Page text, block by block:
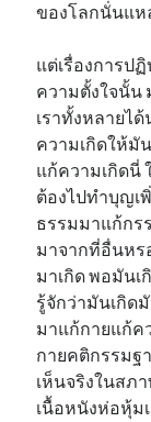
ของโลกนั่นแห
แต่เรื่องการป
ความตั้งใจนั้น
เราทั้งหลายไ
ความเกิดให้
แก้ความเกิดนี่
ต้องไปทำบุญเ
ธรรมมาแก้กร
มาจากที่อื่นหร
มาเกิด พอมันเ
รู้จักว่ามันเกิด
มาแก้กายแก้ค
กายคติกรรมฐ
เห็นจริงในสภ
เนื้อหนังห่อหุ้ม